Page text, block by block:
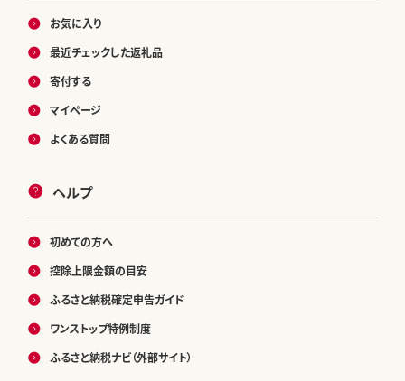
お気に入り
最近チェックした返礼品
寄付する
マイページ
よくある質問
ヘルプ
初めての方へ
控除上限金額の目安
ふるさと納税確定申告ガイド
ワンストップ特例制度
ふるさと納税ナビ（外部サイト）